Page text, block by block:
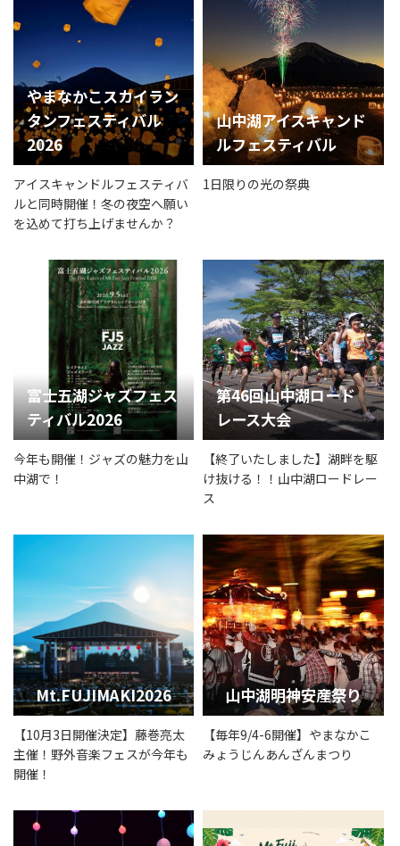
やまなかこスカイラン
タンフェスティバル
2026
アイスキャンドルフェスティバ
ルと同時開催！冬の夜空へ願い
を込めて打ち上げませんか？
山中湖アイスキャンド
ルフェスティバル
1日限りの光の祭典
富士五湖ジャズフェス
ティバル2026
今年も開催！ジャズの魅力を山
中湖で！
第46回山中湖ロード
レース大会
【終了いたしました】湖畔を駆
け抜ける！！山中湖ロードレー
ス
Mt.FUJIMAKI2026
【10月3日開催決定】藤巻亮太
主催！野外音楽フェスが今年も
開催！
山中湖明神安産祭り
【毎年9/4-6開催】やまなかこ
みょうじんあんざんまつり